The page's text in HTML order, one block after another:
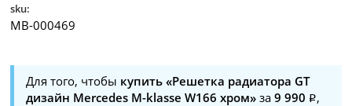
sku:
MB-000469
Для того, чтобы купить «Решетка радиатора GT
дизайн Mercedes M-klasse W166 хром» за9 990
,